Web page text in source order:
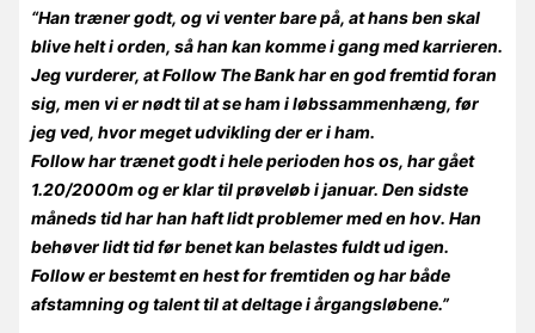
“Han træner godt, og vi venter bare på, at hans ben skal
blive helt i orden, så han kan komme i gang med karrieren.
Jeg vurderer, at Follow The Bank har en god fremtid foran
sig, men vi er nødt til at se ham i løbssammenhæng, før
jeg ved, hvor meget udvikling der er i ham.
Follow har trænet godt i hele perioden hos os, har gået
1.20/2000m og er klar til prøveløb i januar. Den sidste
måneds tid har han haft lidt problemer med en hov. Han
behøver lidt tid før benet kan belastes fuldt ud igen.
Follow er bestemt en hest for fremtiden og har både
afstamning og talent til at deltage i årgangsløbene.”